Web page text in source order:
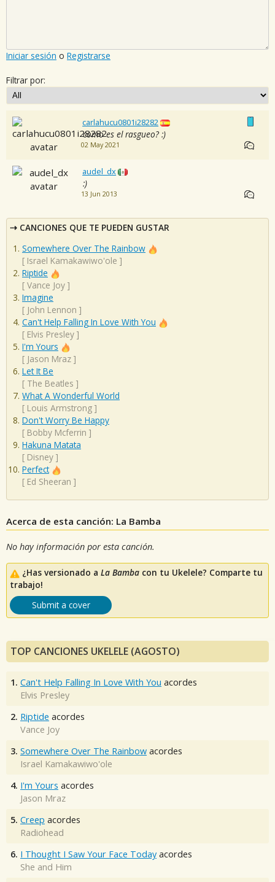
Iniciar sesión o Registrarse
Filtrar por:
carlahucu0801i28282
como es el rasgueo? :)
02 May 2021
audel_dx
:)
13 Jun 2013
CANCIONES QUE TE PUEDEN GUSTAR
Somewhere Over The Rainbow
[ Israel Kamakawiwo'ole ]
Riptide
[ Vance Joy ]
Imagine
[ John Lennon ]
Can't Help Falling In Love With You
[ Elvis Presley ]
I'm Yours
[ Jason Mraz ]
Let It Be
[ The Beatles ]
What A Wonderful World
[ Louis Armstrong ]
Don't Worry Be Happy
[ Bobby Mcferrin ]
Hakuna Matata
[ Disney ]
Perfect
[ Ed Sheeran ]
Acerca de esta canción: La Bamba
No hay información por esta canción.
¿Has versionado a La Bamba con tu Ukelele? Comparte tu
trabajo!
Submit a cover
TOP CANCIONES UKELELE (AGOSTO)
1. Can't Help Falling In Love With You acordes
Elvis Presley
2. Riptide acordes
Vance Joy
3. Somewhere Over The Rainbow acordes
Israel Kamakawiwo'ole
4. I'm Yours acordes
Jason Mraz
5. Creep acordes
Radiohead
6. I Thought I Saw Your Face Today acordes
She and Him